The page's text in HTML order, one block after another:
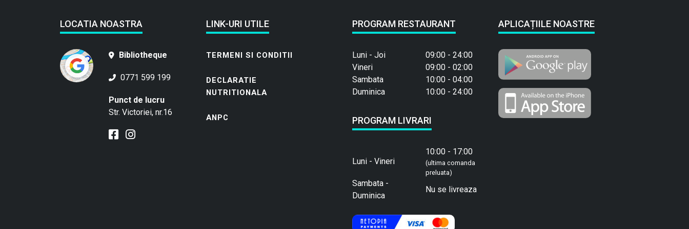
LOCATIA NOASTRA
Bibliotheque
0771 599 199
Punct de lucru
Str. Victoriei, nr.16
LINK-URI UTILE
TERMENI SI CONDITII
DECLARATIE
NUTRITIONALA
ANPC
PROGRAM RESTAURANT
Luni - Joi
09:00 - 24:00
Vineri
09:00 - 02:00
Sambata
10:00 - 04:00
Duminica
10:00 - 24:00
PROGRAM LIVRARI
Luni - Vineri
10:00 - 17:00
(ultima comanda
preluata)
Sambata -
Duminica
Nu se livreaza
APLICAȚIILE NOASTRE